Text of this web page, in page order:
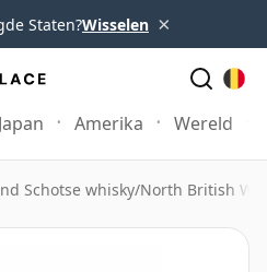
Staten?Wisselen ×
Japan Amerika Wereld
Schotse whisky/North British